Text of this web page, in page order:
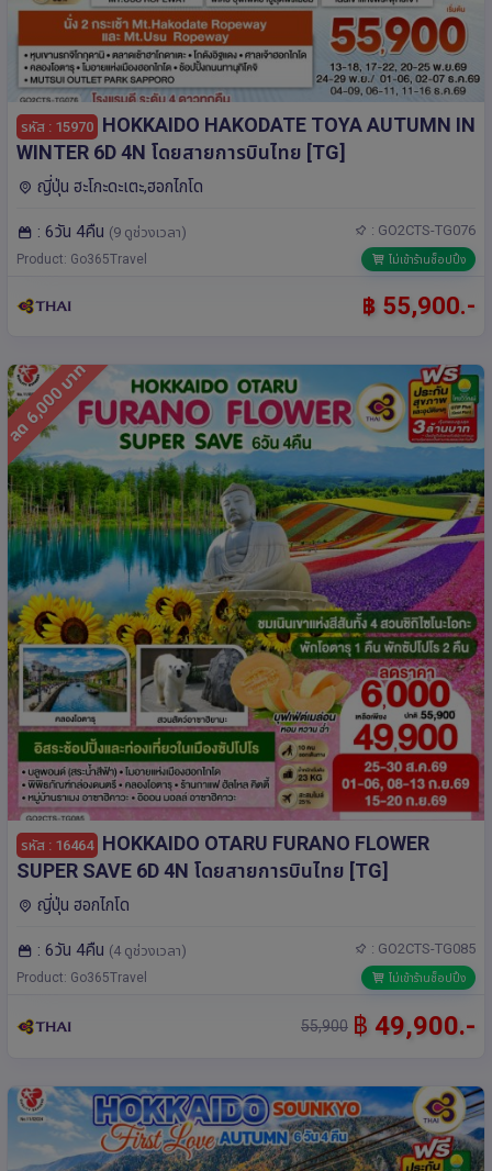
รหัส : 15970 HOKKAIDO HAKODATE TOYA AUTUMN IN
WINTER 6D 4N โดยสายการบินไทย [TG]
ญี่ปุ่น ฮะโกะดะเตะ,ฮอกไกโด
: 6วัน 4คืน (9 ดูช่วงเวลา) : GO2CTS-TG076
Product: Go365Travel ไม่เข้าร้านช็อปปิ้ง
฿ 55,900.-
ลด 6,000 บาท
รหัส : 16464 HOKKAIDO OTARU FURANO FLOWER
SUPER SAVE 6D 4N โดยสายการบินไทย [TG]
ญี่ปุ่น ฮอกไกโด
: 6วัน 4คืน (4 ดูช่วงเวลา) : GO2CTS-TG085
Product: Go365Travel ไม่เข้าร้านช็อปปิ้ง
55,900 ฿ 49,900.-